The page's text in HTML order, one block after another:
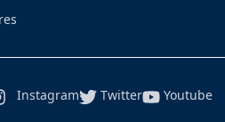
Instagram Twitter Youtube